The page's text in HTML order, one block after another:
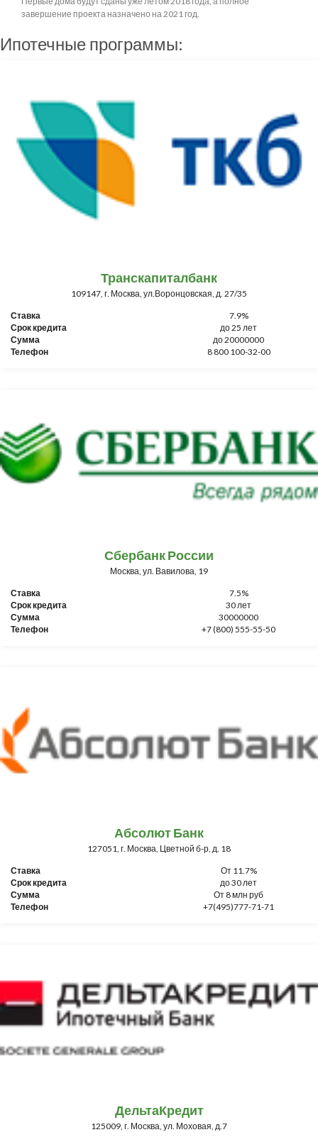
завершение проекта назначено на 2021 год.
Ипотечные программы:
Транскапиталбанк
109147, г. Москва, ул.Воронцовская, д. 27/35
Ставка
7.9%
Срок кредита
до 25 лет
Сумма
до 20000000
Телефон
8 800 100-32-00
Сбербанк России
Москва, ул. Вавилова, 19
Ставка
7.5%
Срок кредита
30 лет
Сумма
30000000
Телефон
+7 (800) 555-55-50
Абсолют Банк
127051, г. Москва, Цветной б-р, д. 18
Ставка
От 11.7%
Срок кредита
до 30 лет
Сумма
От 8 млн руб
Телефон
+7(495)777-71-71
ДельтаКредит
125009, г. Москва, ул. Моховая, д.7